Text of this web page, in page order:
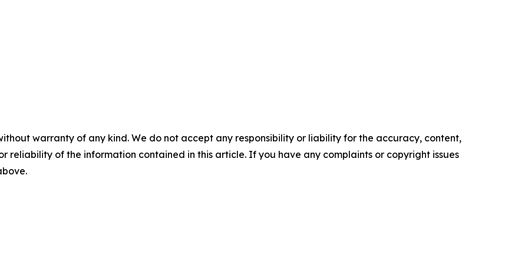
warranty of any kind. We do not accept any responsibility or liability for the accuracy, content,
reliability of the information contained in this article. If you have any complaints or copyright issues